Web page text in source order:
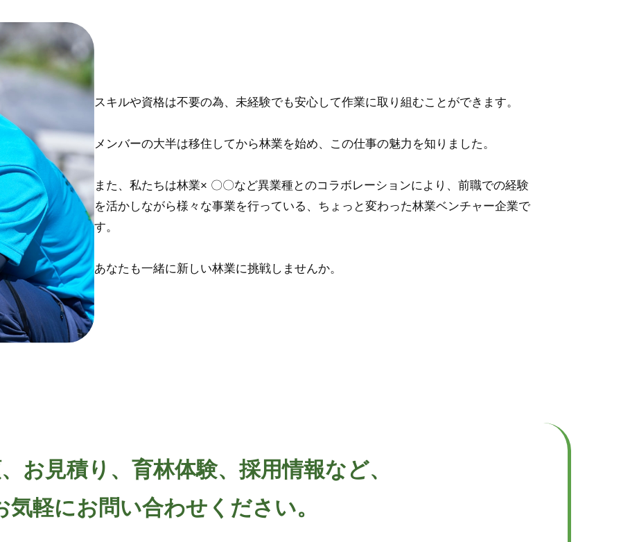
スキルや資格は不要の為、未経験でも安心して作業に取り組むことができます。
メンバーの大半は移住してから林業を始め、この仕事の魅力を知りました。
また、私たちは林業× 〇〇など異業種とのコラボレーションにより、前職での経験
を活かしながら様々な事業を行っている、ちょっと変わった林業ベンチャー企業で
す。
あなたも一緒に新しい林業に挑戦しませんか。
お見積り、育林体験、採用情報など、
気軽にお問い合わせください。